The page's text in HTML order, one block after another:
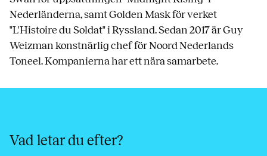
Nederländerna, samt Golden Mask för verket
"L'Histoire du Soldat" i Ryssland. Sedan 2017 är Guy
Weizman konstnärlig chef för Noord Nederlands
Toneel. Kompanierna har ett nära samarbete.
Vad letar du efter?